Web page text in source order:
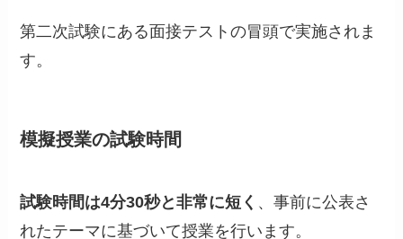
第二次試験にある面接テストの冒頭で実施されま
す。
模擬授業の試験時間
試験時間は4分30秒と非常に短く 、事前に公表さ
れたテーマに基づいて授業を行います。